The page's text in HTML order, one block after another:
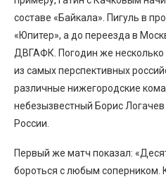
составе «Байкала». Пигуль в
«Юпитер», а до переезда в
ДВГАФК. Погодин же несколько
из самых перспективных
различные нижегородские
небезызвестный Борис
России.
Первый же матч показал:
бороться с любым соперником.